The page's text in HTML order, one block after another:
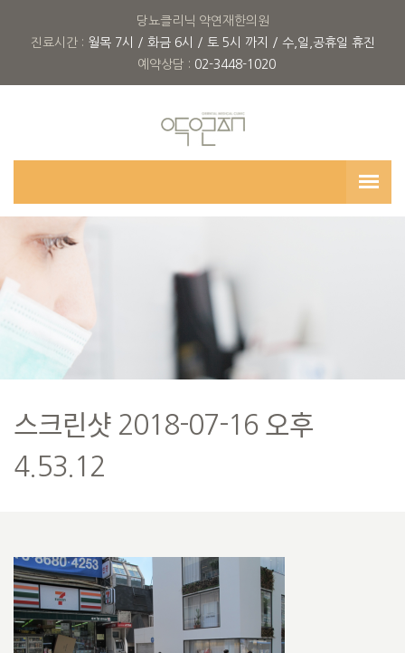
당뇨클리닉 약연재한의원
진료시간 : 월목 7시 / 화금 6시 / 토 5시 까지 / 수,일,공휴일 휴진
예약상담 : 02-3448-1020
스크린샷 2018-07-16 오후
4.53.12